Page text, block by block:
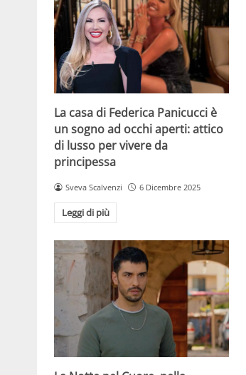
La casa di Federica Panicucci è
un sogno ad occhi aperti: attico
di lusso per vivere da
principessa
Sveva Scalvenzi 6 Dicembre 2025
Leggi di più